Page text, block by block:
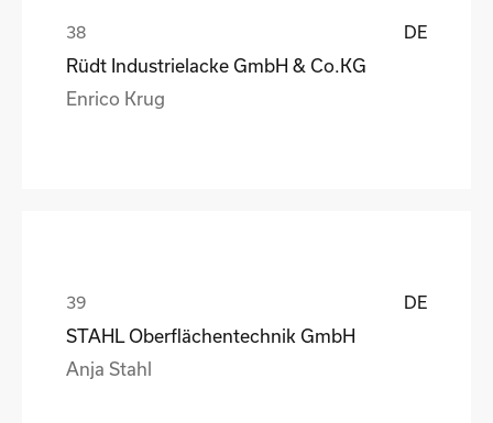
DE
Rüdt Industrielacke GmbH & Co.KG
Enrico Krug
DE
STAHL Oberflächentechnik GmbH
Anja Stahl